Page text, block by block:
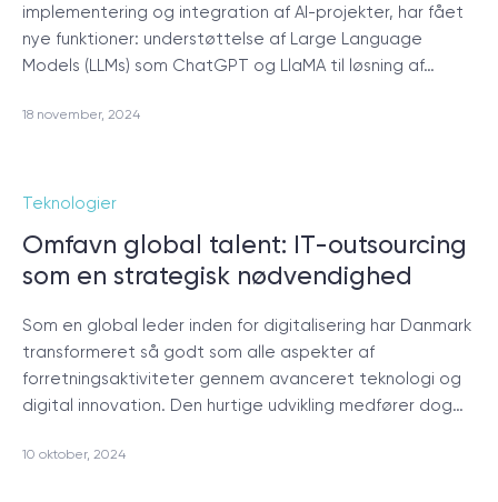
implementering og integration af AI-projekter, har fået
nye funktioner: understøttelse af Large Language
Models (LLMs) som ChatGPT og LlaMA til løsning af…
18 november, 2024
Teknologier
Omfavn global talent: IT-outsourcing
som en strategisk nødvendighed
Som en global leder inden for digitalisering har Danmark
transformeret så godt som alle aspekter af
forretningsaktiviteter gennem avanceret teknologi og
digital innovation. Den hurtige udvikling medfører dog…
10 oktober, 2024